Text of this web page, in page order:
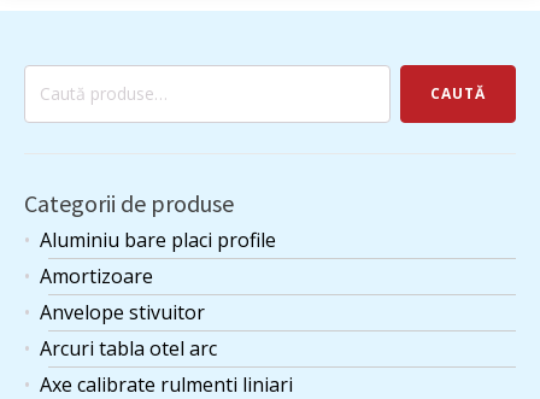
Caută
CAUTĂ
Categorii de produse
Aluminiu bare placi profile
Amortizoare
Anvelope stivuitor
Arcuri tabla otel arc
Axe calibrate rulmenti liniari